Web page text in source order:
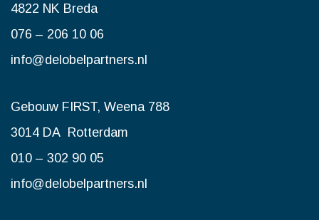
4822 NK Breda
076 – 206 10 06
info@delobelpartners.nl
Gebouw FIRST, Weena 788
3014 DA Rotterdam
010 – 302 90 05
info@delobelpartners.nl